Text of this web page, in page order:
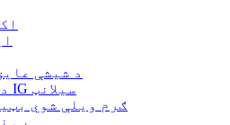
د شیشې
دوه برخې IG سیلانټ
ګرم ویلې شوي
بې